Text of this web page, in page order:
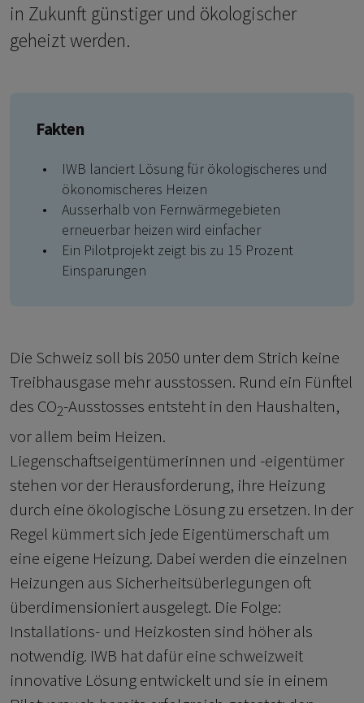
in Zukunft günstiger und ökologischer
geheizt werden.
Fakten
IWB lanciert Lösung für ökologischeres und
ökonomischeres Heizen
Ausserhalb von Fernwärmegebieten
erneuerbar heizen wird einfacher
Ein Pilotprojekt zeigt bis zu 15 Prozent
Einsparungen
Die Schweiz soll bis 2050 unter dem Strich keine
Treibhausgase mehr ausstossen. Rund ein Fünftel
des CO2-Ausstosses entsteht in den Haushalten,
vor allem beim Heizen.
Liegenschaftseigentümerinnen und -eigentümer
stehen vor der Herausforderung, ihre Heizung
durch eine ökologische Lösung zu ersetzen. In der
Regel kümmert sich jede Eigentümerschaft um
eine eigene Heizung. Dabei werden die einzelnen
Heizungen aus Sicherheitsüberlegungen oft
überdimensioniert ausgelegt. Die Folge:
Installations- und Heizkosten sind höher als
notwendig. IWB hat dafür eine schweizweit
innovative Lösung entwickelt und sie in einem